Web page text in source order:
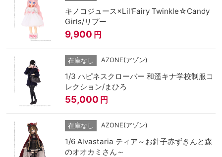
キノコジュース×Lil'Fairy Twinkle☆Candy
Girls/リプー
9,900 円
在庫なし AZONE(アゾン)
1/3 ハピネスクローバー 和遥キナ学校制服コ
レクション/まひろ
55,000 円
在庫なし AZONE(アゾン)
1/6 Alvastaria ティア～お針子赤ずきんと森
のオオカミさん～